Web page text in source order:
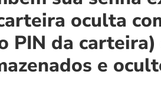
oculta
da
e